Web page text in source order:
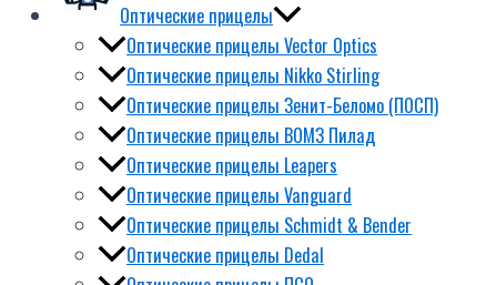
Оптические прицелы
Оптические прицелы Vector Optics
Оптические прицелы Nikko Stirling
Оптические прицелы Зенит-Беломо (ПОСП)
Оптические прицелы ВОМЗ Пилад
Оптические прицелы Leapers
Оптические прицелы Vanguard
Оптические прицелы Schmidt & Bender
Оптические прицелы Dedal